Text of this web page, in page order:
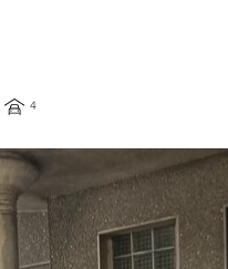
4